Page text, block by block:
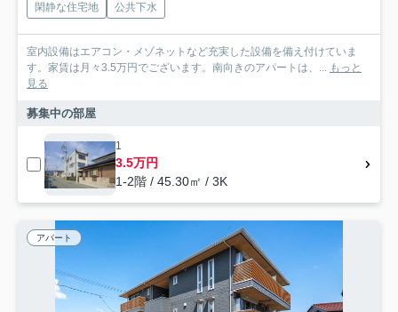
閑静な住宅地 公共下水
室内設備はエアコン・メゾネットなど充実した設備を備え付けていま
す。家賃は月々3.5万円でございます。南向きのアパートは、... もっと
見る
募集中の部屋
1
3.5万円
1-2階 / 45.30㎡ / 3K
アパート